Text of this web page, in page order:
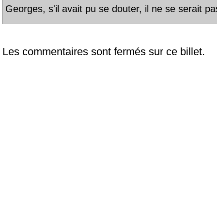
Georges, s'il avait pu se douter, il ne se serait
Les commentaires sont fermés sur ce billet.